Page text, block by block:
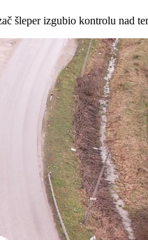
šleper izgubio kontrolu nad